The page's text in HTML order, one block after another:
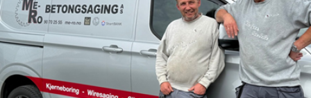
interesse for å tjene penger i prosjektet, forklarer Sigve
Ektvedt.